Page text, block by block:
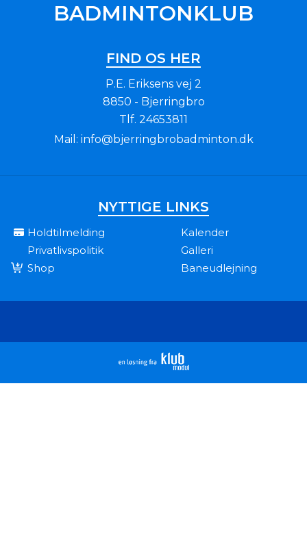
BADMINTONKLUB
FIND OS HER
P.E. Eriksens vej 2
8850 - Bjerringbro
Tlf. 24653811
Mail: info@bjerringbrobadminton.dk
NYTTIGE LINKS
Holdtilmelding
Kalender
Privatlivspolitik
Galleri
Shop
Baneudlejning